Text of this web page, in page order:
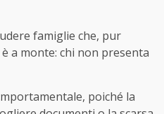
famiglie che, pur
a monte: chi non presenta
poiché la